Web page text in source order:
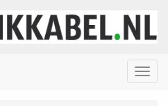
Menu